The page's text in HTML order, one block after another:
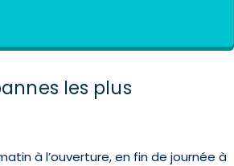
les plus
à l’ouverture, en fin de journée à